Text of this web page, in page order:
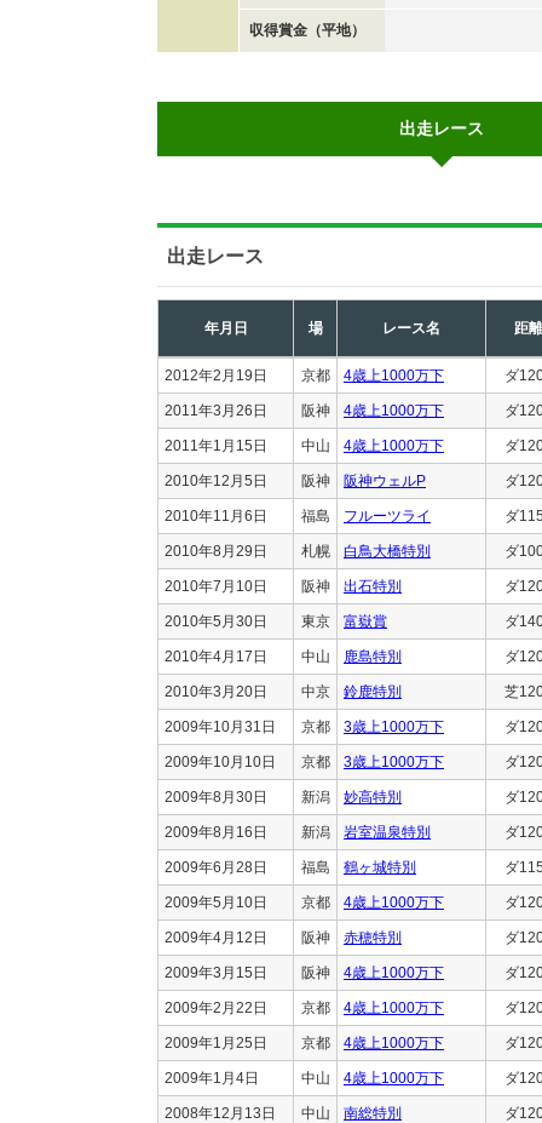
収得賞金（平地）
出走レース
出走レース
年月日 場 レース名 距離
2012年2月19日 京都 4歳上1000万下 ダ
2011年3月26日 阪神 4歳上1000万下 ダ
2011年1月15日 中山 4歳上1000万下 ダ
2010年12月5日 阪神 阪神ウェルP ダ
2010年11月6日 福島 フルーツライ ダ
2010年8月29日 札幌 白鳥大橋特別 ダ
2010年7月10日 阪神 出石特別 ダ
2010年5月30日 東京 富嶽賞 ダ
2010年4月17日 中山 鹿島特別 ダ
2010年3月20日 中京 鈴鹿特別 芝
2009年10月31日 京都 3歳上1000万下 ダ
2009年10月10日 京都 3歳上1000万下 ダ
2009年8月30日 新潟 妙高特別 ダ
2009年8月16日 新潟 岩室温泉特別 ダ
2009年6月28日 福島 鶴ヶ城特別 ダ
2009年5月10日 京都 4歳上1000万下 ダ
2009年4月12日 阪神 赤穂特別 ダ
2009年3月15日 阪神 4歳上1000万下 ダ
2009年2月22日 京都 4歳上1000万下 ダ
2009年1月25日 京都 4歳上1000万下 ダ
2009年1月4日 中山 4歳上1000万下 ダ
2008年12月13日 中山 南総特別 ダ